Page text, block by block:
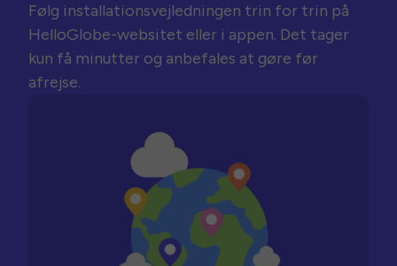
Følg installationsvejledningen trin for trin på
HelloGlobe-websitet eller i appen. Det tager
kun få minutter og anbefales at gøre før
afrejse.